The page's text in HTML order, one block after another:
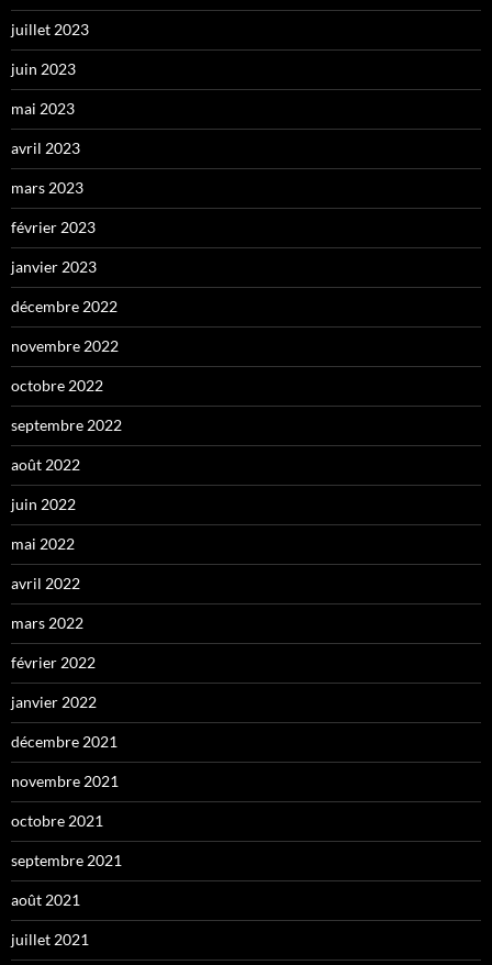
juillet 2023
juin 2023
mai 2023
avril 2023
mars 2023
février 2023
janvier 2023
décembre 2022
novembre 2022
octobre 2022
septembre 2022
août 2022
juin 2022
mai 2022
avril 2022
mars 2022
février 2022
janvier 2022
décembre 2021
novembre 2021
octobre 2021
septembre 2021
août 2021
juillet 2021